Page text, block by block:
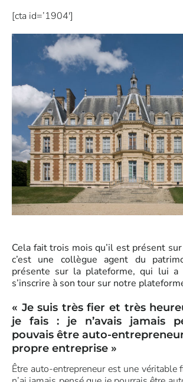
[cta id=’1904′]
Cela fait trois mois qu’il est présent
c’est une collègue agent du
présente sur la plateforme, qui lui a
s’inscrire à son tour sur notre
« Je suis très fier et très
je fais : je n’avais jamais
pouvais être auto-
propre entreprise »
Être auto-entrepreneur est une véritable